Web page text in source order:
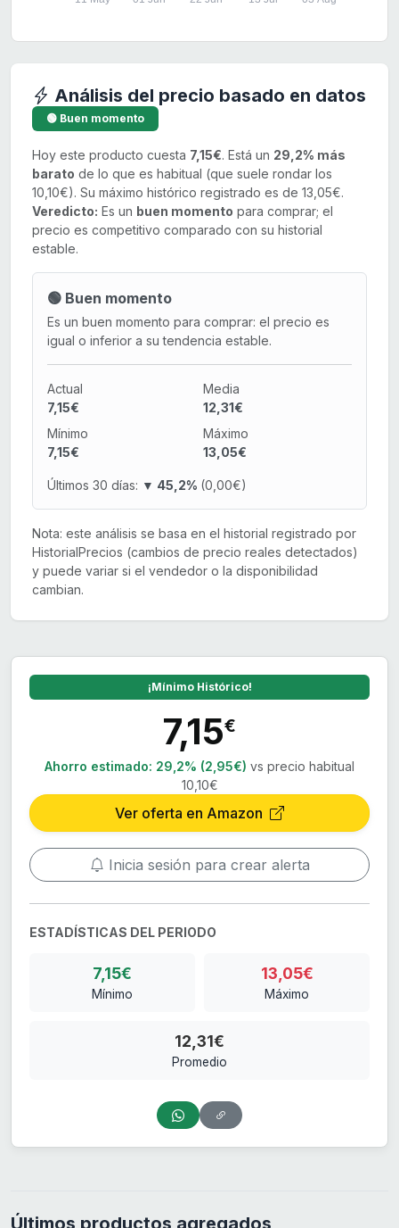
Análisis del precio basado en datos
🟢 Buen momento
Hoy este producto cuesta 7,15€. Está un 29,2% más
barato de lo que es habitual (que suele rondar los
10,10€). Su máximo histórico registrado es de 13,05€.
Veredicto: Es un buen momento para comprar; el
precio es competitivo comparado con su historial
estable.
🟢 Buen momento
Es un buen momento para comprar: el precio es
igual o inferior a su tendencia estable.
Actual
7,15€
Media
12,31€
Mínimo
7,15€
Máximo
13,05€
Últimos 30 días: ▼ 45,2% (0,00€)
Nota: este análisis se basa en el historial registrado por
HistorialPrecios (cambios de precio reales detectados)
y puede variar si el vendedor o la disponibilidad
cambian.
¡Mínimo Histórico!
7,15€
Ahorro estimado: 29,2% (2,95€) vs precio habitual
10,10€
Ver oferta en Amazon
Inicia sesión para crear alerta
ESTADÍSTICAS DEL PERIODO
7,15€
Mínimo
13,05€
Máximo
12,31€
Promedio